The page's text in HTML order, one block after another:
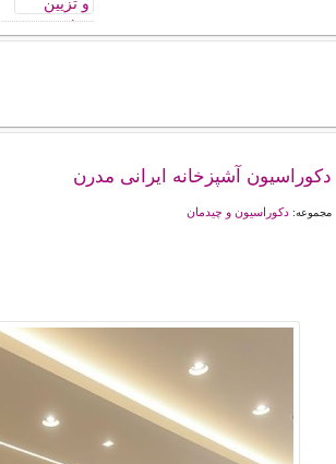
دکوراسیون آشپزخانه ایرانی مدرن
مجموعه:دکوراسیون و چیدمان